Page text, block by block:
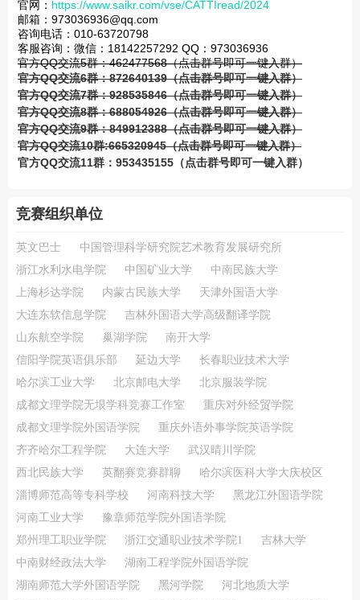
官网： https://www.saikr.com/vse/CATTIread/2024
邮箱：973036936@qq.com
咨询电话：010-63720798
客服咨询：微信：18142257292 QQ：973036936
官方QQ交流5群：462477568（点击群号即可一键入群）
官方QQ交流6群：872640139（点击群号即可一键入群）
官方QQ交流7群：928535846（点击群号即可一键入群）
官方QQ交流8群：688054926（点击群号即可一键入群）
官方QQ交流9群：849912388（点击群号即可一键入群）
官方QQ交流10群:665320945（点击群号即可一键入群）
官方QQ交流11群：953435155（点击群号即可一键入群）
竞赛组织单位
英文巴士
中国管理科学研究院艺术教育发展研究所
浙江水利水电学院
中国矿业大学
中南民族大学
上海杉达学院
内蒙古民族大学
天津外国语大学
大连东软信息学院
吉林外国语大学高级翻译学院
山东航空学院
巢湖学院
南开大学
信阳学院英语俱乐部
延边大学
长春职业技术大学
哈尔滨工业大学
北京邮电大学
北京服装学院
成都文理学院无垠学科竞赛工作室
重庆对外经贸学院
成都文理学院外国语学院
重庆外语外事学院英语学院
齐齐哈尔工程学院
大连大学
武汉晴川学院
西北民族大学
英翻赛竞赛群聊
哈尔滨医科大学大庆校区
淄博师范高等专科学校
河南科技大学
黑龙江外国语学院
河南工业大学
豫章师范学院外国语学院
郑州理工职业学院
浙江交通职业技术学院1
吉林大学
中南财经政法大学
湖南工程学院外国语学院
湖南师范大学外国语学院
黑河学院
河北地质大学